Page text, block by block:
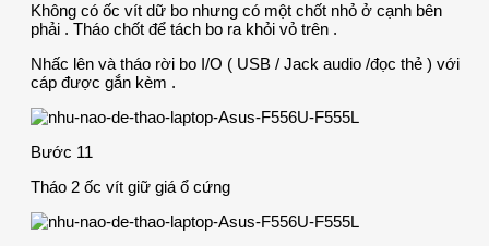
Không có ốc vít dữ bo nhưng có một chốt nhỏ ở cạnh bên
phải . Tháo chốt để tách bo ra khỏi vỏ trên .
Nhấc lên và tháo rời bo I/O ( USB / Jack audio /đọc thẻ ) với
cáp được gắn kèm .
Bước 11
Tháo 2 ốc vít giữ giá ổ cứng